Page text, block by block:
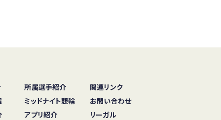
所属選手紹介
ミッドナイト競輪
アプリ紹介
関連リンク
お問い合わせ
リーガル